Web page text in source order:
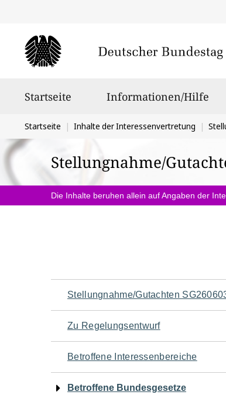
Startseite Informationen/Hilfe
Sie
befinden
sich
hier:
Startseite Inhalte der Interessenvertretung
Stellungnahme/
Die Inhalte beruhen allein auf Angaben der
Navigation
für
den
Seiteninhalt
Stellungnahme/Gutachten
Zu Regelungsentwurf
Betroffene Interessenbereiche
Betroffene Bundesgesetze